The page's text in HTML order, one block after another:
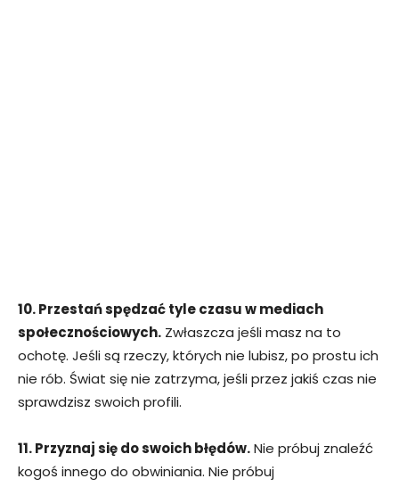
10. Przestań spędzać tyle czasu w mediach
społecznościowych. Zwłaszcza jeśli masz na to
ochotę. Jeśli są rzeczy, których nie lubisz, po prostu ich
nie rób. Świat się nie zatrzyma, jeśli przez jakiś czas nie
sprawdzisz swoich profili.
11. Przyznaj się do swoich błędów.Nie próbuj znaleźć
kogoś innego do obwiniania. Nie próbuj